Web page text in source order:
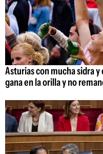
Asturias con mucha sidra
gana en la orilla y no